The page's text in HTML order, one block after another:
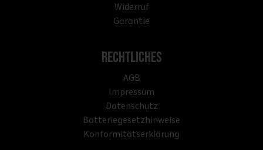
Widerruf
Garantie
Rechtliches
AGB
Impressum
Datenschutz
Batteriegesetzhinweise
Konformitätserklärung